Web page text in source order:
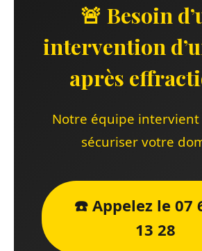
🚨 Besoin
intervention
après
Notre équipe
sécuriser votre
☎️ Appelez le 07
13 28